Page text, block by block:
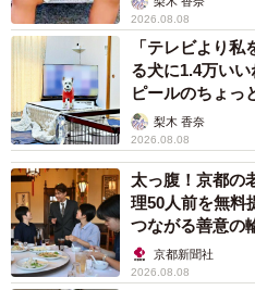
もちろん、「会話」を聞き取
器と、音楽などを集中して聞
グのイヤホンでは、機能も使
す。夏樹さんも、 「あくまで
験したお話で、科学的根拠や
と明言しています。
夏樹さんのおばあさまも病院
れたそうです。しかし補聴器
2026.08.08
「テレビより
る犬に1.4万い
ピールのちょっ
梨木 香奈
2026.08.08
太っ腹！京都の
理50人前を無料
つながる善意の
京都新聞社
2026.08.08